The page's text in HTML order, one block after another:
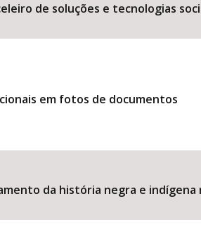
de soluções e tecnologias
em fotos de documentos
da história negra e indígena